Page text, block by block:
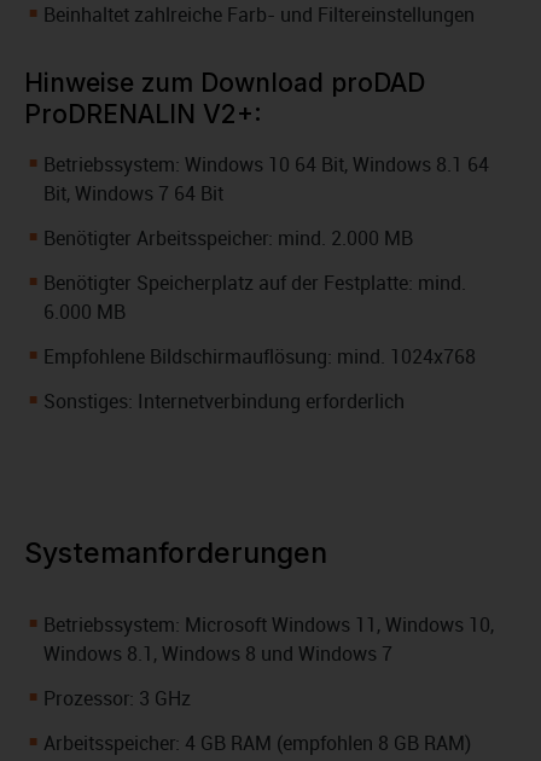
Beinhaltet zahlreiche Farb- und Filtereinstellungen
Hinweise zum Download proDAD
ProDRENALIN V2+:
Betriebssystem: Windows 10 64 Bit, Windows 8.1 64
Bit, Windows 7 64 Bit
Benötigter Arbeitsspeicher: mind. 2.000 MB
Benötigter Speicherplatz auf der Festplatte: mind.
6.000 MB
Empfohlene Bildschirmauflösung: mind. 1024x768
Sonstiges: Internetverbindung erforderlich
Systemanforderungen
Betriebssystem: Microsoft Windows 11, Windows 10,
Windows 8.1, Windows 8 und Windows 7
Prozessor: 3 GHz
Arbeitsspeicher: 4 GB RAM (empfohlen 8 GB RAM)